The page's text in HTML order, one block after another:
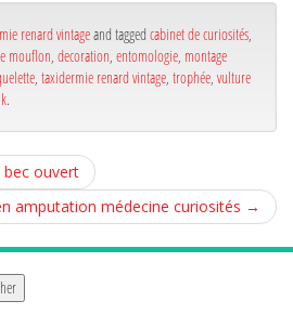
r
renard vintageand tagged cabinet de curiosités
mouflon decoration entomologie montage
taxidermie renard vintage trophée vulture
.
bec ouvert
amputation médecine curiosités →